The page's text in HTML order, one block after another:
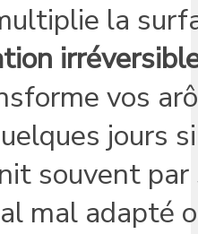
la
vos
jours
souvent par
mal adapté